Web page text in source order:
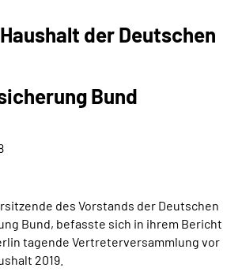
(DGS)
der Deutschen
Bund
des Vorstands der Deutschen
Bund, befasste sich in ihrem Bericht
tagende Vertreterversammlung vor
2019.